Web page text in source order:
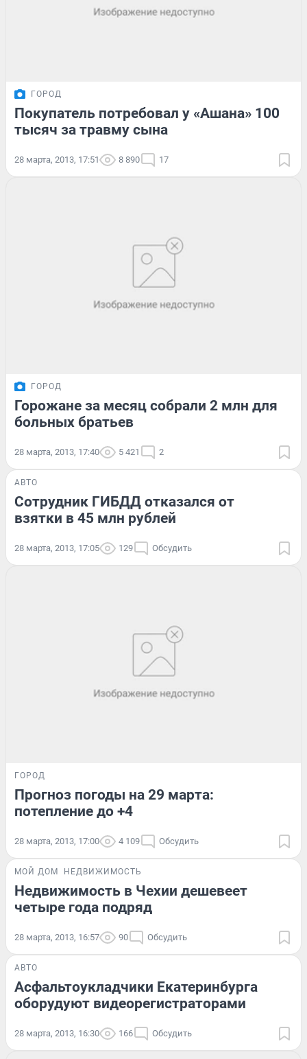
ГОРОД
Покупатель потребовал у «Ашана» 100
тысяч за травму сына
28 марта, 2013, 17:51 8 890 17
ГОРОД
Горожане за месяц собрали 2 млн для
больных братьев
28 марта, 2013, 17:40 5 421 2
АВТО
Сотрудник ГИБДД отказался от
взятки в 45 млн рублей
28 марта, 2013, 17:05 129 Обсудить
ГОРОД
Прогноз погоды на 29 марта:
потепление до +4
28 марта, 2013, 17:00 4 109 Обсудить
МОЙ ДОМ НЕДВИЖИМОСТЬ
Недвижимость в Чехии дешевеет
четыре года подряд
28 марта, 2013, 16:57 90 Обсудить
АВТО
Асфальтоукладчики Екатеринбурга
оборудуют видеорегистраторами
28 марта, 2013, 16:30 166 Обсудить